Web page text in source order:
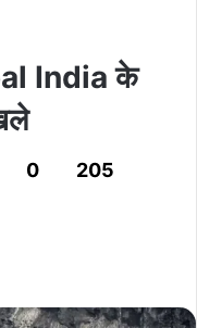
India के
0
205